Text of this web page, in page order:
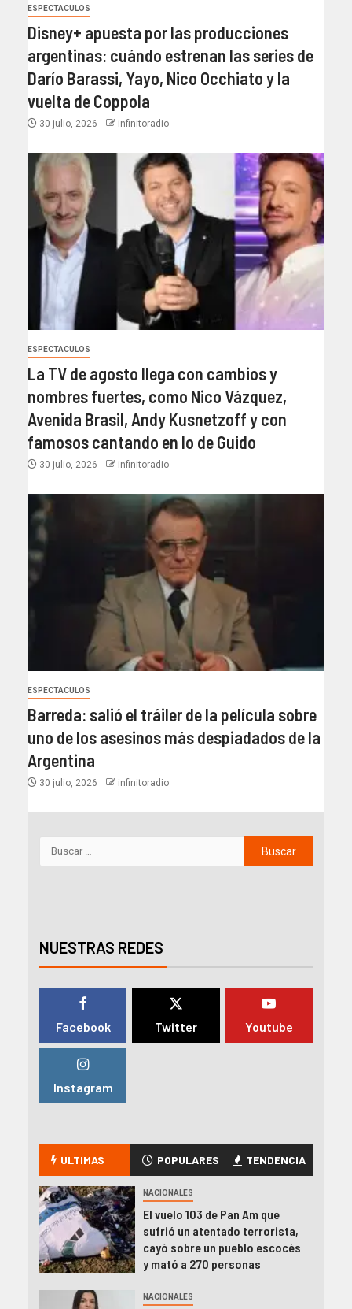
ESPECTACULOS
Disney+ apuesta por las producciones
argentinas: cuándo estrenan las series de
Darío Barassi, Yayo, Nico Occhiato y la
vuelta de Coppola
30 julio, 2026 infinitoradio
ESPECTACULOS
La TV de agosto llega con cambios y
nombres fuertes, como Nico Vázquez,
Avenida Brasil, Andy Kusnetzoff y con
famosos cantando en lo de Guido
30 julio, 2026 infinitoradio
ESPECTACULOS
Barreda: salió el tráiler de la película sobre
uno de los asesinos más despiadados de la
Argentina
30 julio, 2026 infinitoradio
NUESTRAS REDES
Facebook Twitter Youtube
Instagram
ULTIMAS POPULARES TENDENCIA
NACIONALES
El vuelo 103 de Pan Am que
sufrió un atentado terrorista,
cayó sobre un pueblo escocés
y mató a 270 personas
NACIONALES